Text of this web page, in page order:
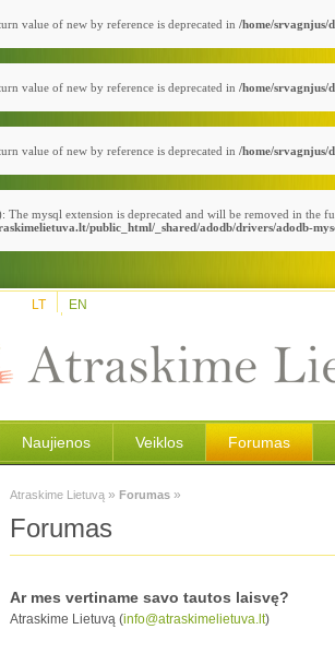
value of new by reference is deprecated in /home/srvagnjus/
value of new by reference is deprecated in /home/srvagnjus/
value of new by reference is deprecated in /home/srvagnjus/
The mysql extension is deprecated and will be removed in the
public_html/_shared/adodb/drivers/adodb-
LT EN
Naujienos Veiklos Forumas
Atraskime Lietuvą » Forumas »
Forumas
Ar mes vertiname savo tautos laisvę?
Atraskime Lietuvą (info@atraskimelietuva.lt)